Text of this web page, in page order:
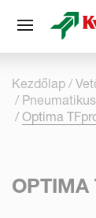
Kezdőlap
Optima
OPTIMA
Süti preferenciák